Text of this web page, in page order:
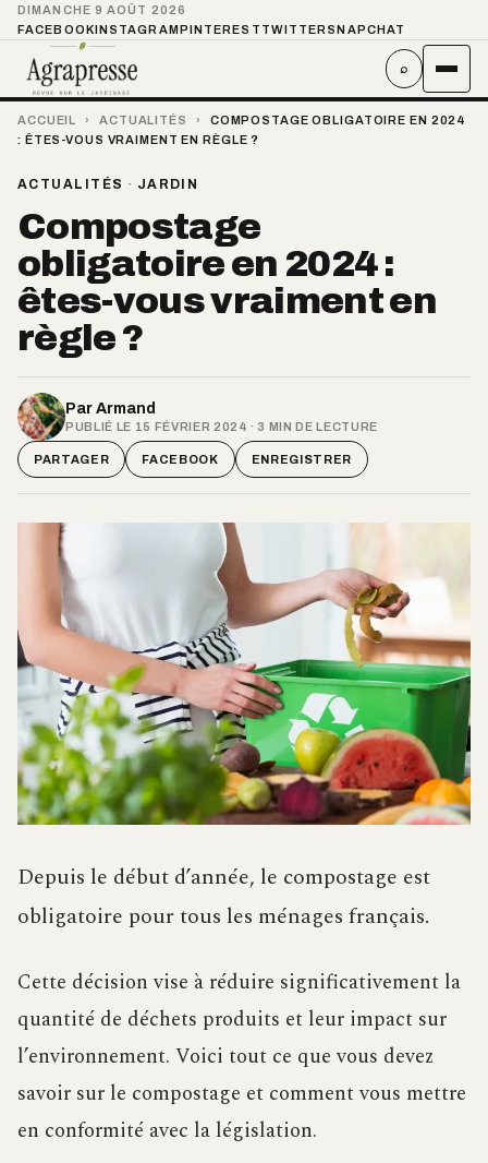
DIMANCHE 9 AOÛT 2026
FACEBOOKINSTAGRAMPINTEREST TWITTER SNAPCHAT
⌕
ACCUEIL › ACTUALITÉS ›
COMPOSTAGE OBLIGATOIRE EN 2024
: ÊTES-VOUS VRAIMENT EN RÈGLE ?
ACTUALITÉS · JARDIN
Compostage
obligatoire en 2024 :
êtes-vous vraiment en
règle ?
Par Armand
PUBLIÉ LE 15 FÉVRIER 2024 · 3 MIN DE LECTURE
PARTAGER FACEBOOK ENREGISTRER
Depuis le début d’année, le compostage est
obligatoire pour tous les ménages français.
Cette décision vise à réduire significativement la
quantité de déchets produits et leur impact sur
l’environnement. Voici tout ce que vous devez
savoir sur le compostage et comment vous mettre
en conformité avec la législation.